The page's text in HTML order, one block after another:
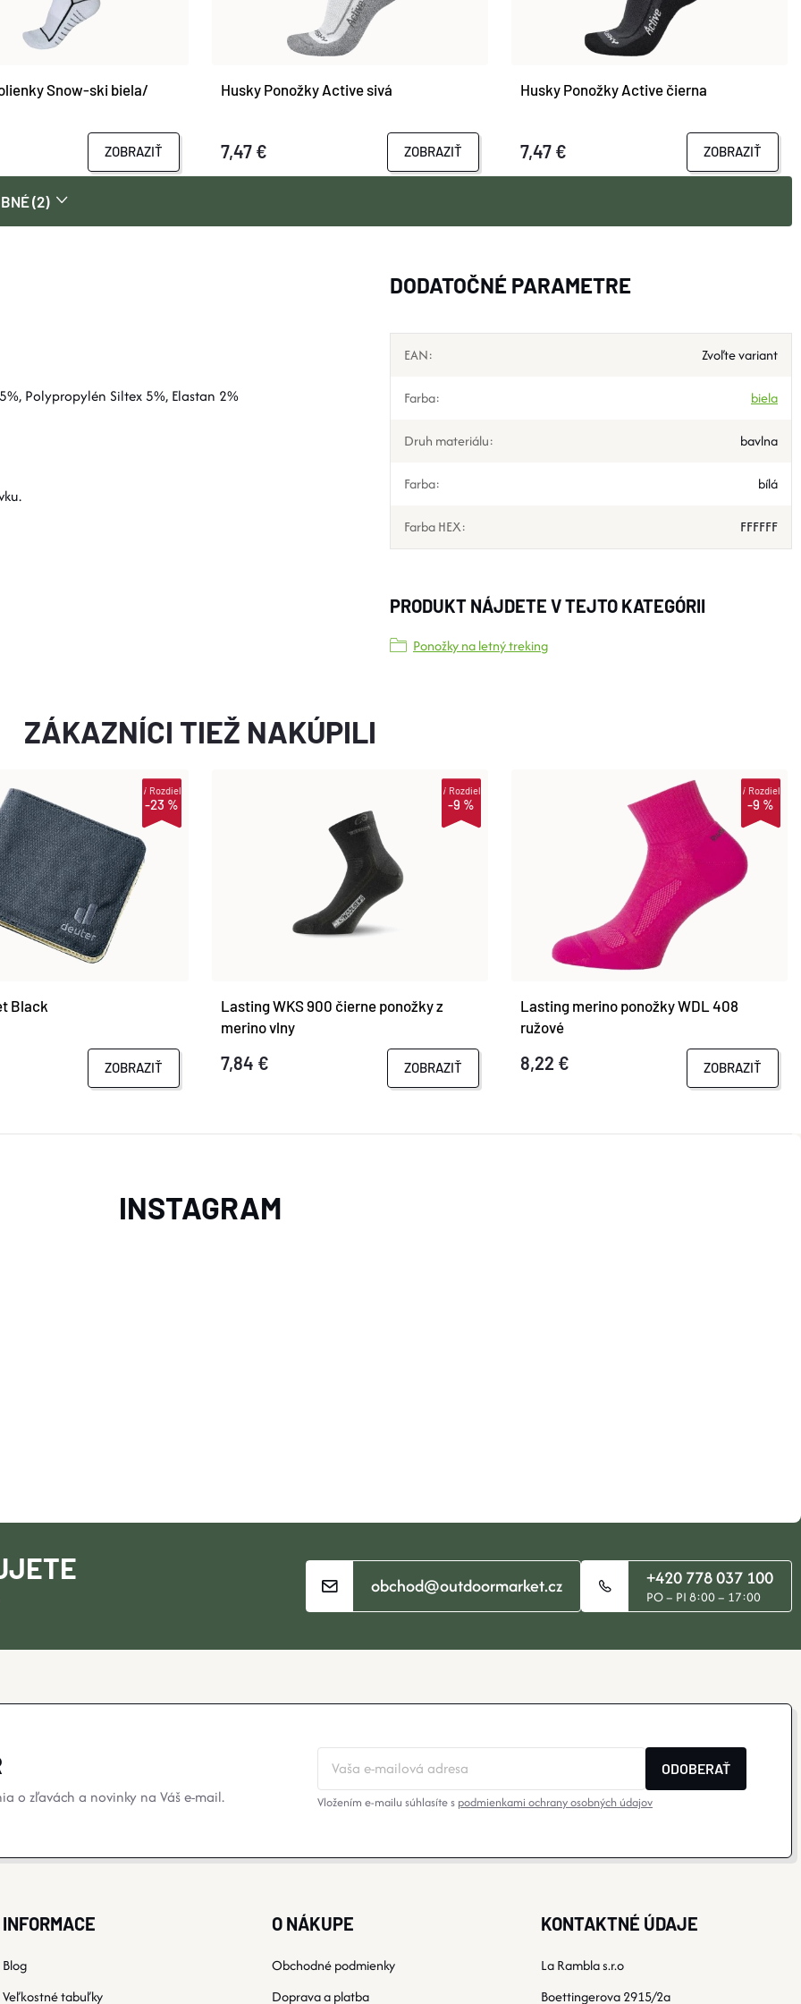
Snow-ski biela/
ZOBRAZIŤ
Husky Ponožky Active sivá
7,47 € ZOBRAZIŤ
Husky Ponožky Active čierna
7,47 € ZOBRAZIŤ
(2)
Polypropylén Siltex 5%, Elastan 2%
DODATOČNÉ PARAMETRE
EAN: Zvoľte variant
Farba: biela
Druh materiálu: bavlna
Farba: bílá
Farba HEX: FFFFFF
PRODUKT NÁJDETE V TEJTO KATEGÓRII
Ponožky na letný treking
ZÁKAZNÍCI TIEŽ NAKÚPILI
-23 %
iRozdiel
Black
ZOBRAZIŤ
-9 %
iRozdiel
Lasting WKS 900 čierne ponožky z
merino vlny
7,84 € ZOBRAZIŤ
-9 %
iRozdiel
Lasting merino ponožky WDL 408
ružové
8,22 € ZOBRAZIŤ
obchod@outdoormarket.cz +420 778 037 100
PO – PI 8:00 – 17:00
INSTAGRAM
o zľavách a novinky na Váš e-mail.
ODOBERAŤ
Vložením e-mailu súhlasíte s podmienkami ochrany osobných údajov
INFORMACE
Blog
Veľkostné tabuľky
O NÁKUPE
Obchodné podmienky
Doprava a platba
KONTAKTNÉ ÚDAJE
La Rambla s.r.o
Boettingerova 2915/2a